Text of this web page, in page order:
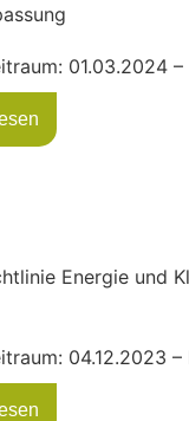
01.03.2024 –
Energie und
04.12.2023 –